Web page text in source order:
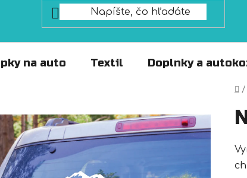
na auto Textil Doplnky a
/